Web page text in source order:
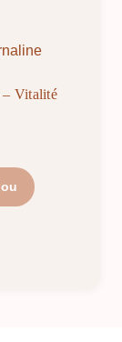
– Vitalité